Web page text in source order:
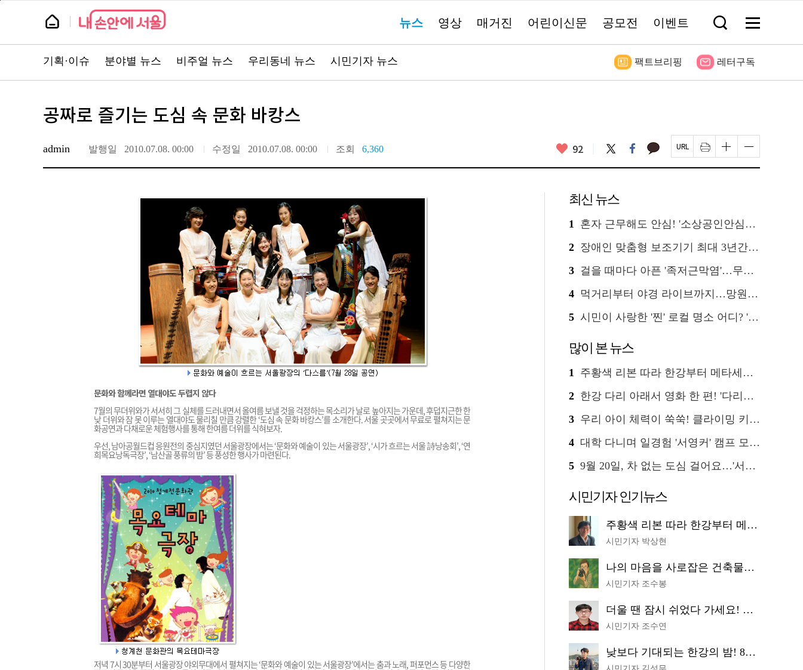
기
뉴
스
룸
스
로
가
뉴스 영상 매거진 어린이신문 공모전 이벤트 검
창
기
메
전
보
스
주
서
로
가
기
기획·이슈 분야별 뉴스 비주얼 뉴스 우리동네 뉴스 시민기자 뉴스 팩트브리핑 레터구독
공짜로 즐기는 도심 속 문화 바캉스
admin 발행일 2010.07.08. 00:00 수정일 2010.07.08. 00:00 조회 6,360 좋
요
92
트
위
페
이
북
카
카
톡
페
이
지
인
쇄
하
글
자
크
하
기
글
자
크
기
문화와 함께라면 열대야도 두렵지 않다
7월의 무더위와가 서서히 그 실체를 드러내면서 올여름 보낼 것을 걱정하는 목소리가 날로 높아지는 가운데, 후덥지근한 한
낮 더위와 잠 못 이루는 열대야도 물리칠 만큼 강렬한 ‘도심 속 문화 바캉스’를 소개한다. 서울 곳곳에서 무료로 펼쳐지는 문
화공연과 다채로운 체험행사를 통해 한여름 더위를 식혀보자.
우선, 남아공월드컵 응원전의 중심지였던 서울광장에서는 ‘문화와 예술이 있는 서울광장’, ‘시가 흐르는 서울 詩낭송회’, ‘연
희목요낭독극장’, ‘남산골 풍류의 밤’ 등 풍성한 행사가 마련된다.
저녁 7시 30분부터 서울광장 야외무대에서 펼쳐지는 ‘문화와 예술이 있는 서울광장’에서는 춤과 노래, 퍼포먼스 등 다양한
최신 뉴스
1 혼자 근무해도 안심! '소상공인안심벨' 신청하세요
2 장애인 맞춤형 보조기기 최대 3년간 무상 대여…삶의 질 높인다
3 걸을 때마다 아픈 '족저근막염'…무작정 참지 말고 '이것' 해보세요!
4 먹거리부터 야경 라이브까지…망원한강공원 알짜 코스
5 시민이 사랑한 '찐' 로컬 명소 어디? '서울에디션25' 추천 코스
많이 본 뉴스
1 주황색 리본 따라 한강부터 메타세쿼이아 숲길까지…서울둘레길 15코스
2 한강 다리 아래서 영화 한 편! '다리밑 영화관' 무료 상영
3 우리 아이 체력이 쑥쑥! 클라이밍 키즈카페·어린이 체력장
4 대학 다니며 일경험 '서영커' 캠프 모집…전액 무료
5 9월 20일, 차 없는 도심 걸어요…'서울 걷자 페스티벌' 선착순 5천명
시민기자 인기뉴스
주황색 리본 따라 한강부터 메타세쿼이아 숲길까지…서울둘레길 15코스
시민기자 박상현
나의 마음을 사로잡은 건축물은? '서울시 건축상' 수상작 공개!
시민기자 조수봉
더울 땐 잠시 쉬었다 가세요! 생수 냉장고부터 해피소·무더위쉼터까지
시민기자 조수연
낮보다 기대되는 한강의 밤! 8월 한정 무료 '한강 밤핑' 예약은?
으